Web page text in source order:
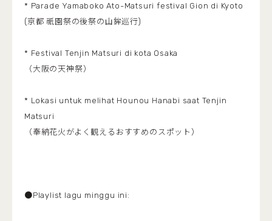
* Parade Yamaboko Ato-Matsuri festival Gion di Kyoto
(京都 祇園祭の後祭の山鉾巡行)
* Festival Tenjin Matsuri di kota Osaka
（大阪の天神祭）
* Lokasi untuk melihat Hounou Hanabi saat Tenjin
Matsuri
（奉納花火がよく観えるおすすめのスポット）
●Playlist lagu minggu ini: